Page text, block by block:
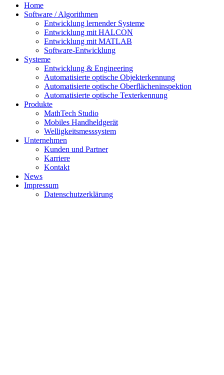
Home
Software / Algorithmen
Entwicklung lernender Systeme
Entwicklung mit HALCON
Entwicklung mit MATLAB
Software-Entwicklung
Systeme
Entwicklung & Engineering
Automatisierte optische Objekterkennung
Automatisierte optische Oberflächeninspektion
Automatisierte optische Texterkennung
Produkte
MathTech Studio
Mobiles Handheldgerät
Welligkeitsmesssystem
Unternehmen
Kunden und Partner
Karriere
Kontakt
News
Impressum
Datenschutzerklärung